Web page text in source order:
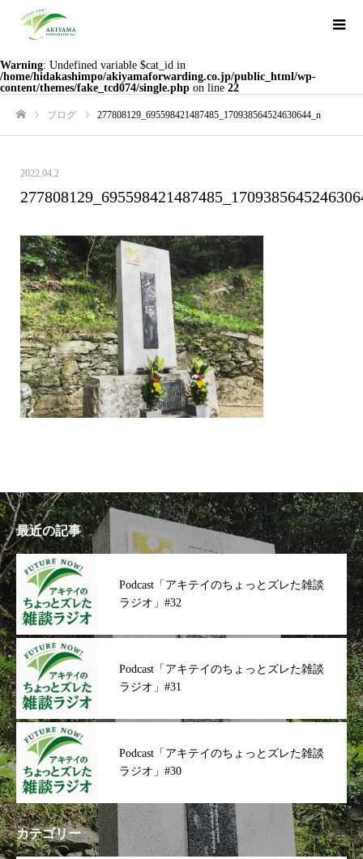
Warning: Undefined variable $cat_id in
/home/hidakashimpo/akiyamaforwarding.co.jp/public_html/wp-
content/themes/fake_tcd074/single.php on line 22
ブログ 277808129_695598421487485_170938564524630644_n
2022.04.2
最近の記事
Podcast「アキテイのちょっとズレた雑談
ラジオ」#32
Podcast「アキテイのちょっとズレた雑談
ラジオ」#31
Podcast「アキテイのちょっとズレた雑談
ラジオ」#30
カテゴリー